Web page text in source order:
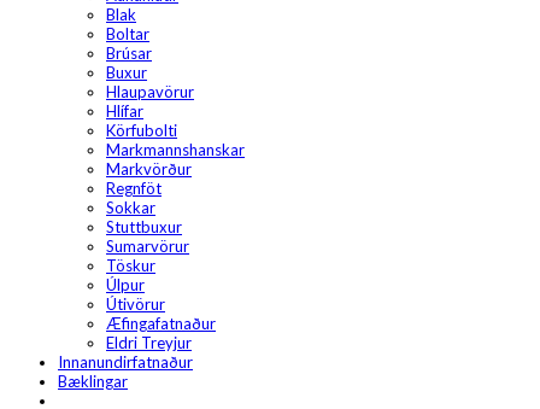
Blak
Boltar
Brúsar
Buxur
Hlaupavörur
Hlífar
Körfubolti
Markmannshanskar
Markvörður
Regnföt
Sokkar
Stuttbuxur
Sumarvörur
Töskur
Úlpur
Útivörur
Æfingafatnaður
Eldri Treyjur
Innanundirfatnaður
Bæklingar